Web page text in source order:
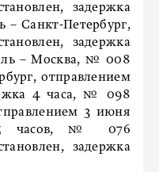
задержка
– Санкт-Петербург,
задержка
– Москва, № 008
отправлением
4 часа, № 098
3 июня
5 часов, № 076
задержка